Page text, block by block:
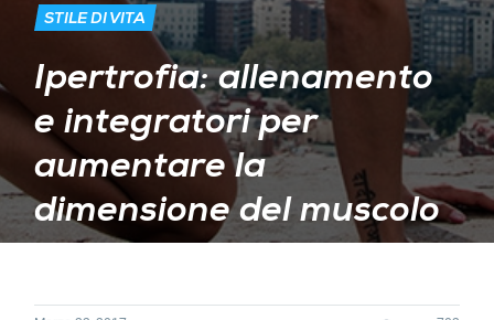
STILE DI VITA
Ipertrofia: allenamento
e integratori per
aumentare la
dimensione del muscolo